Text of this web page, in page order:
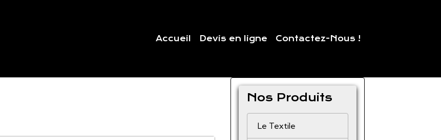
Accueil Devis en ligne Contactez-Nous !
Nos Produits
Le Textile